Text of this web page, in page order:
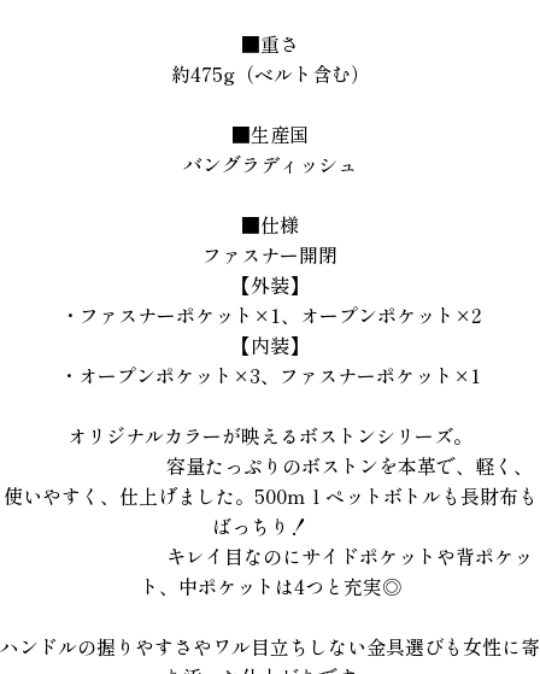
■重さ
約475g（ベルト含む）
■生産国
バングラディッシュ
■仕様
ファスナー開閉
【外装】
・ファスナーポケット×1、オープンポケット×2
【内装】
・オープンポケット×3、ファスナーポケット×1
オリジナルカラーが映えるボストンシリーズ。
容量たっぷりのボストンを本革で、軽く、
使いやすく、仕上げました。500ｍｌペットボトルも長財布も
ばっちり！
キレイ目なのにサイドポケットや背ポケッ
ト、中ポケットは4つと充実◎
ハンドルの握りやすさやワル目立ちしない金具選びも女性に寄